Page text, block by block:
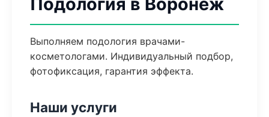
Выполняем подология врачами-
косметологами. Индивидуальный подбор,
фотофиксация, гарантия эффекта.
Наши услуги